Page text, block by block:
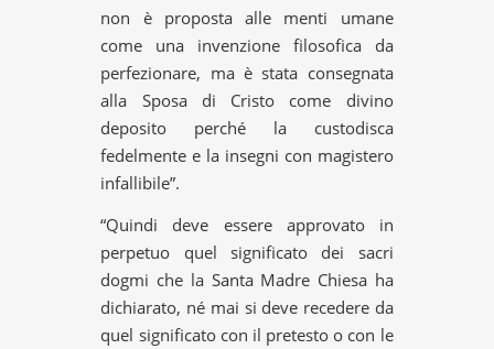
non è proposta alle menti umane
come una invenzione filosofica da
perfezionare, ma è stata consegnata
alla Sposa di Cristo come divino
deposito perché la custodisca
fedelmente e la insegni con magistero
infallibile”.
“Quindi deve essere approvato in
perpetuo quel significato dei sacri
dogmi che la Santa Madre Chiesa ha
dichiarato, né mai si deve recedere da
quel significato con il pretesto o con le